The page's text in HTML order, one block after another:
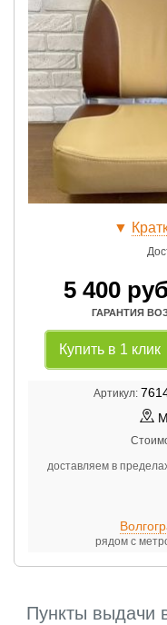
▼
5 400
ГАРАНТИЯ
Купить в 1 клик
Артикул:
доставляем в
рядом с
Пункты выдачи